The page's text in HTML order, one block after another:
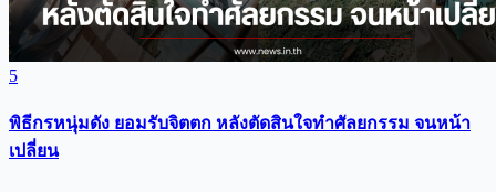
5
พิธีกรหนุ่มดัง ยอมรับจิตตก หลังตัดสินใจทำศัลยกรรม จนหน้า
เปลี่ยน